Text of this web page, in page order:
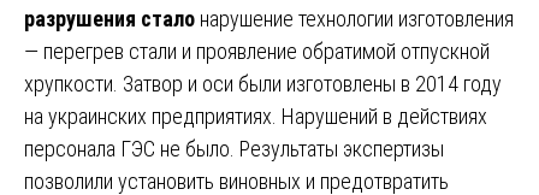
разрушения стало нарушение технологии изготовления
— перегрев стали и проявление обратимой отпускной
хрупкости. Затвор и оси были изготовлены в 2014 году
на украинских предприятиях. Нарушений в действиях
персонала ГЭС не было. Результаты экспертизы
позволили установить виновных и предотвратить